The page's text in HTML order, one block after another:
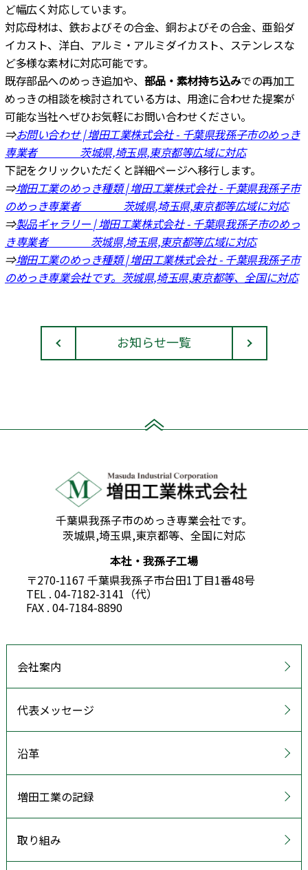
ど幅広く対応しています。
対応母材は、鉄およびその合金、銅およびその合金、亜鉛ダ
イカスト、洋白、アルミ・アルミダイカスト、ステンレスな
ど多様な素材に対応可能です。
既存部品へのめっき追加や、 部品・素材持ち込みでの再加工
めっきの相談を検討されている方は、用途に合わせた提案が
可能な当社へぜひお気軽にお問い合わせください。
⇒お問い合わせ | 増田工業株式会社 - 千葉県我孫子市のめっき
専業者 茨城県,埼玉県,東京都等広域に対応
下記をクリックいただくと詳細ページへ移行します。
⇒増田工業のめっき種類 | 増田工業株式会社 - 千葉県我孫子市
のめっき専業者 茨城県,埼玉県,東京都等広域に対応
⇒製品ギャラリー | 増田工業株式会社 - 千葉県我孫子市のめっ
き専業者 茨城県,埼玉県,東京都等広域に対応
⇒増田工業のめっき種類 | 増田工業株式会社 - 千葉県我孫子市
のめっき専業会社です。茨城県,埼玉県,東京都等、全国に対応
お知らせ一覧
千葉県我孫子市のめっき専業会社です。
茨城県,埼玉県,東京都等、全国に対応
本社・我孫子工場
〒270-1167 千葉県我孫子市台田1丁目1番48号
TEL . 04-7182-3141（代）
FAX . 04-7184-8890
会社案内
代表メッセージ
沿革
増田工業の記録
取り組み